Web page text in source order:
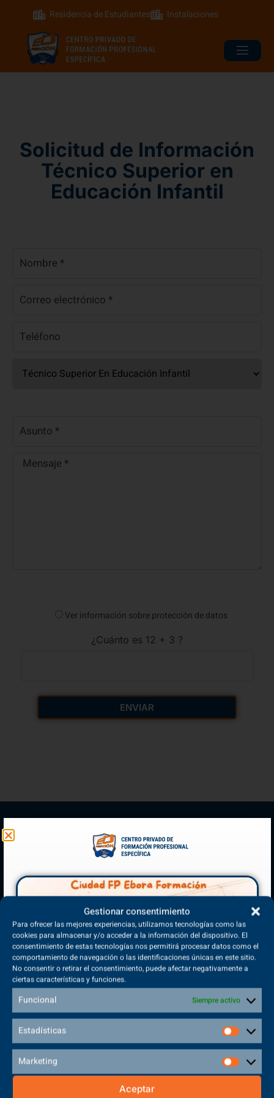
Gestionar consentimiento
Para ofrecer las mejores experiencias, utilizamos tecnologías como las
cookies para almacenar y/o acceder a la información del dispositivo. El
consentimiento de estas tecnologías nos permitirá procesar datos como el
comportamiento de navegación o las identificaciones únicas en este sitio.
No consentir o retirar el consentimiento, puede afectar negativamente a
ciertas características y funciones.
Funcional Siempre activo
Estadísticas
Marketing
Aceptar
Residencia de Estudiantes Instalaciones
Solicitud de Información
Técnico Superior en
Educación Infantil
Ver información sobre protección de datos
¿Cuánto es 12 + 3 ?
(+34) 925 68 38 67
Teléfono de Contacto
Matriculación Abierta